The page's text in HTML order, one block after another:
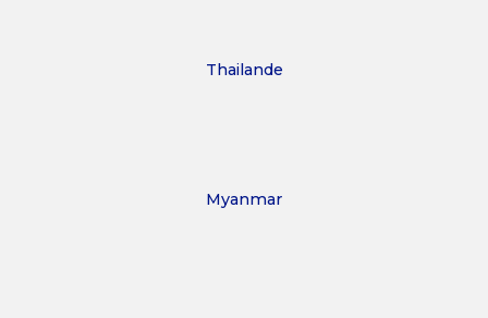
Thailande
Myanmar